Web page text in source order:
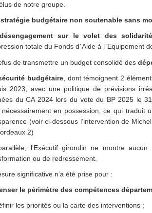
de notre groupe.
stratégie budgétaire non soutenable sans
désengagement sur le volet des
totale du Fonds d’Aide à l’Equipement
de transmettre un budget consolidé des d
budgétaire, dont témoignent 2élé
2023, avec une politique de prévisions
du CA 2024 lors du vote du BP 2025 le
en possession ,ce qui traduit
(voir ci-dessous l’intervention de
2)
l’Exécutif girondin ne montre
ou de redressement.
significative n’a été prise pour :
le périmètre des compétences
les priorités ou la carte des interventions ;